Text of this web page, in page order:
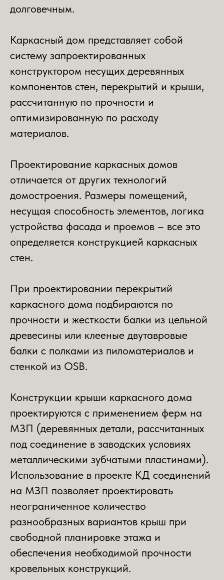
долговечным.
Каркасный дом представляет собой
систему запроектированных
конструктором несущих деревянных
компонентов стен, перекрытий и крыши,
рассчитанную по прочности и
оптимизированную по расходу
материалов.
Проектирование каркасных домов
отличается от других технологий
домостроения. Размеры помещений,
несущая способность элементов, логика
устройства фасада и проемов – все это
определяется конструкцией каркасных
стен.
При проектировании перекрытий
каркасного дома подбираются по
прочности и жесткости балки из цельной
древесины или клееные двутавровые
балки с полками из пиломатериалов и
стенкой из OSB.
Конструкции крыши каркасного дома
проектируются с применением ферм на
МЗП (деревянных детали, рассчитанных
под соединение в заводских условиях
металлическими зубчатыми пластинами).
Использование в проекте КД соединений
на МЗП позволяет проектировать
неограниченное количество
разнообразных вариантов крыш при
свободной планировке этажа и
обеспечения необходимой прочности
кровельных конструкций.